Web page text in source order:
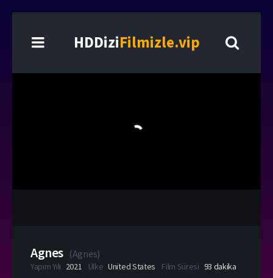
HDDiziFilmizle.vip
Agnes (Agnes)
Yapım Yılı 2021 Ülke United States Film Süresi 93 dakika